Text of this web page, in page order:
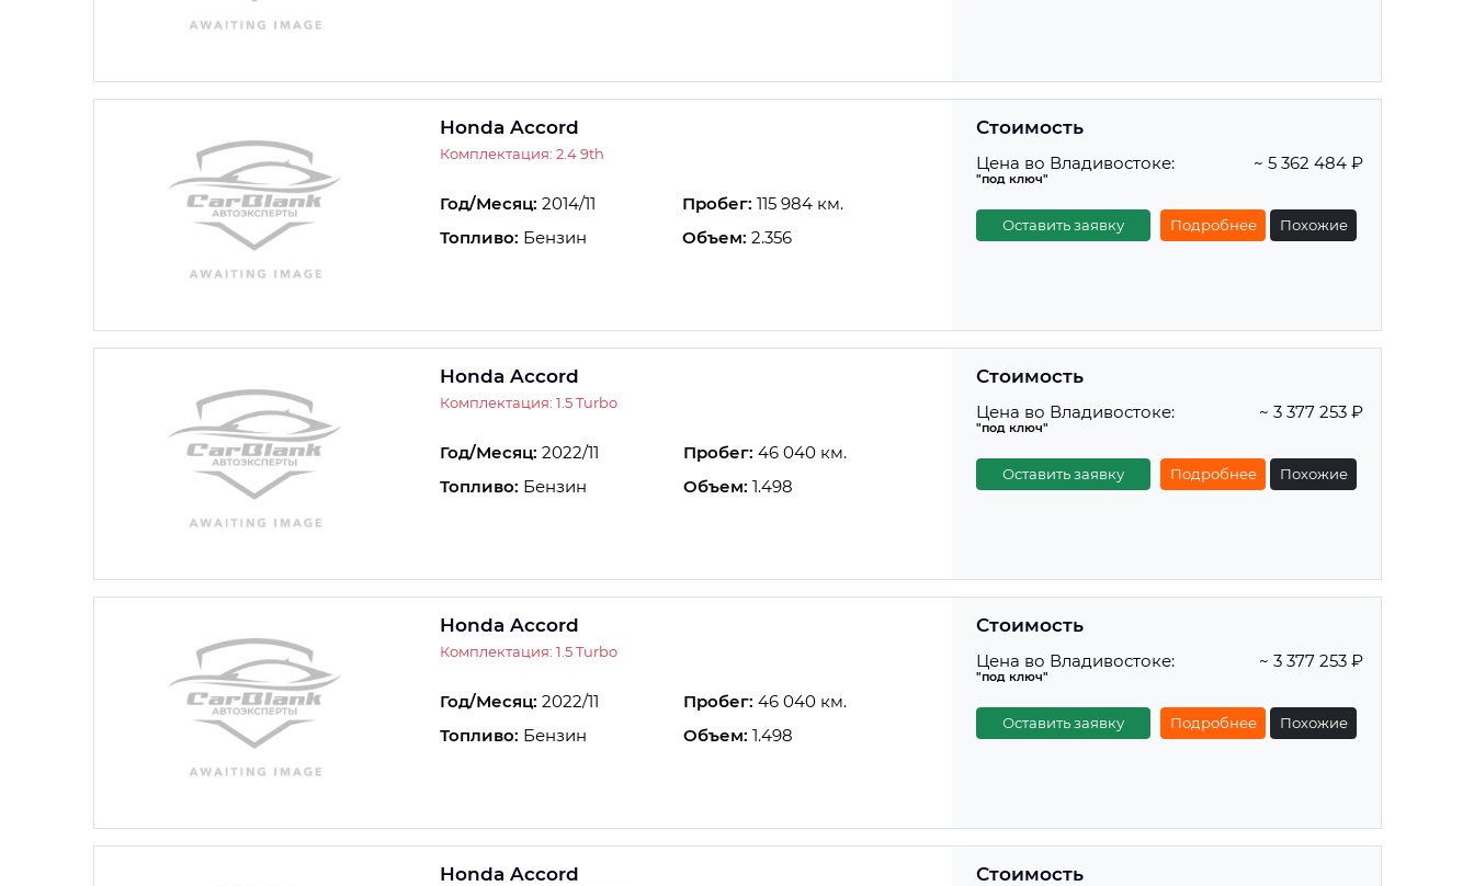
Honda Accord
Комплектация: 2.4 9th
Год/Месяц: 2014/11 Пробег: 115 984 км.
Топливо: Бензин Объем: 2.356
Стоимость
Цена во Владивостоке:
"под ключ"
~ 5 362 484 ₽
Оставить заявку Подробнее Похожие
Honda Accord
Комплектация: 1.5 Turbo
Год/Месяц: 2022/11 Пробег: 46 040 км.
Топливо: Бензин Объем: 1.498
Стоимость
Цена во Владивостоке:
"под ключ"
~ 3 377 253 ₽
Оставить заявку Подробнее Похожие
Honda Accord
Комплектация: 1.5 Turbo
Год/Месяц: 2022/11 Пробег: 46 040 км.
Топливо: Бензин Объем: 1.498
Стоимость
Цена во Владивостоке:
"под ключ"
~ 3 377 253 ₽
Оставить заявку Подробнее Похожие
Honda Accord Стоимость